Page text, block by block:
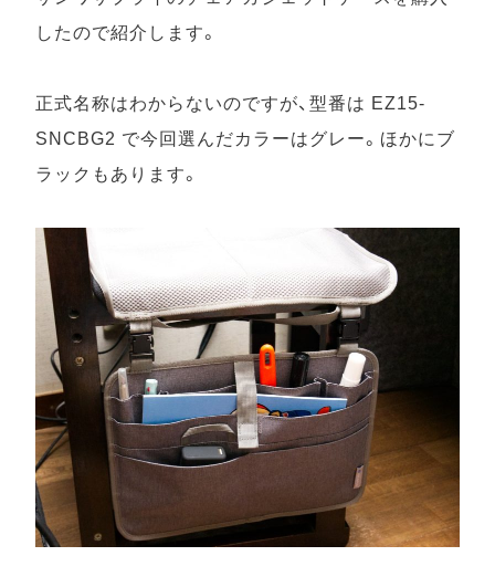
したので紹介します。
正式名称はわからないのですが、型番は EZ15-
SNCBG2 で今回選んだカラーはグレー。ほかにブ
ラックもあります。